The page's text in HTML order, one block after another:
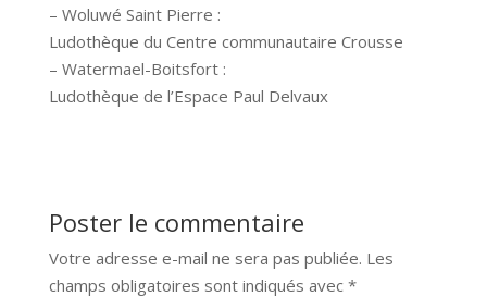
– Woluwé Saint Pierre :
Ludothèque du Centre communautaire Crousse
– Watermael-Boitsfort :
Ludothèque de l’Espace Paul Delvaux
Poster le commentaire
Votre adresse e-mail ne sera pas publiée. Les
champs obligatoires sont indiqués avec *